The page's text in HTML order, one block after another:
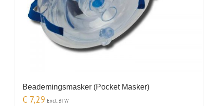
Beademingsmasker (Pocket Masker)
€ 7,29 Excl. BTW